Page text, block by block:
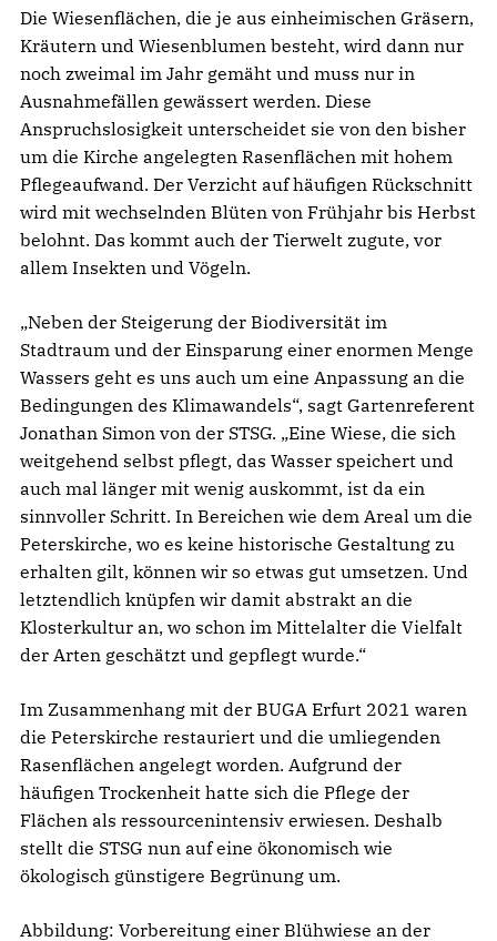
Die Wiesenflächen, die je aus einheimischen Gräsern,
Kräutern und Wiesenblumen besteht, wird dann nur
noch zweimal im Jahr gemäht und muss nur in
Ausnahmefällen gewässert werden. Diese
Anspruchslosigkeit unterscheidet sie von den bisher
um die Kirche angelegten Rasenflächen mit hohem
Pflegeaufwand. Der Verzicht auf häufigen Rückschnitt
wird mit wechselnden Blüten von Frühjahr bis Herbst
belohnt. Das kommt auch der Tierwelt zugute, vor
allem Insekten und Vögeln.
„Neben der Steigerung der Biodiversität im
Stadtraum und der Einsparung einer enormen Menge
Wassers geht es uns auch um eine Anpassung an die
Bedingungen des Klimawandels“, sagt Gartenreferent
Jonathan Simon von der STSG. „Eine Wiese, die sich
weitgehend selbst pflegt, das Wasser speichert und
auch mal länger mit wenig auskommt, ist da ein
sinnvoller Schritt. In Bereichen wie dem Areal um die
Peterskirche, wo es keine historische Gestaltung zu
erhalten gilt, können wir so etwas gut umsetzen. Und
letztendlich knüpfen wir damit abstrakt an die
Klosterkultur an, wo schon im Mittelalter die Vielfalt
der Arten geschätzt und gepflegt wurde.“
Im Zusammenhang mit der BUGA Erfurt 2021 waren
die Peterskirche restauriert und die umliegenden
Rasenflächen angelegt worden. Aufgrund der
häufigen Trockenheit hatte sich die Pflege der
Flächen als ressourcenintensiv erwiesen. Deshalb
stellt die STSG nun auf eine ökonomisch wie
ökologisch günstigere Begrünung um.
Abbildung: Vorbereitung einer Blühwiese an der